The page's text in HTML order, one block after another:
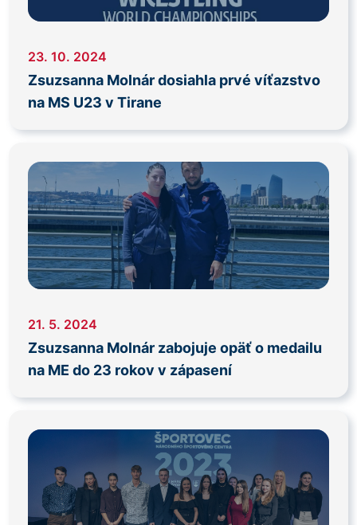
23. 10. 2024
Zsuzsanna Molnár dosiahla prvé víťazstvo
na MS U23 v Tirane
21. 5. 2024
Zsuzsanna Molnár zabojuje opäť o medailu
na ME do 23 rokov v zápasení